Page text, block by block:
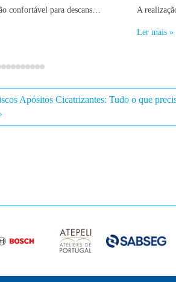
Encontrar uma posição confortável para descansar nem sempre é fácil. Com o passar dos anos, após uma cirurgia ou simplesmente devido a problemas de mobilidade, dores nas costas ou dores nas pernas, um sofá convencional pode deixar de oferecer o apoio necessário. É precisamente nestas situações que um cadeirão relax manual faz toda a diferença.
Ler mais »
Apósitos Cicatrizantes: Tudo o que